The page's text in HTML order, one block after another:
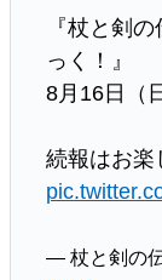
『杖と剣
っく！』
8月16日（
続報はお楽
— 杖と剣の